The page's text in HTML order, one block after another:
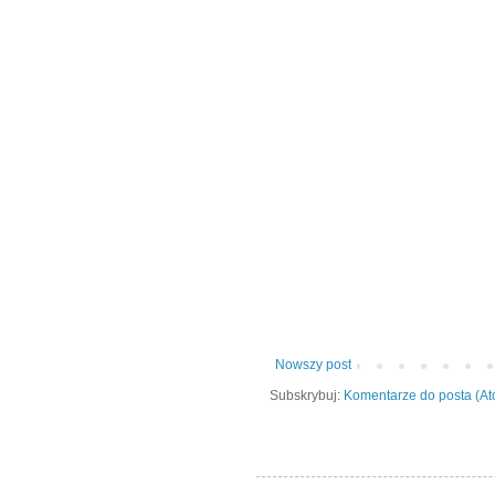
Nowszy post
Subskrybuj: Komentarze do posta